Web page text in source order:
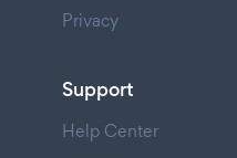
Privacy
Support
Help Center